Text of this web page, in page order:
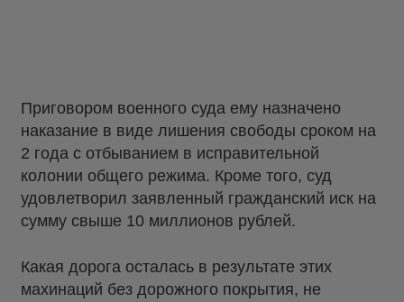
Приговором военного суда ему назначено
наказание в виде лишения свободы сроком на
2 года с отбыванием в исправительной
колонии общего режима. Кроме того, суд
удовлетворил заявленный гражданский иск на
сумму свыше 10 миллионов рублей.
Какая дорога осталась в результате этих
махинаций без дорожного покрытия, не